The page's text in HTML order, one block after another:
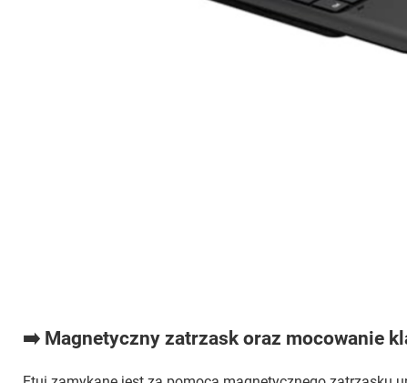
➡️ Magnetyczny zatrzask oraz mocowanie